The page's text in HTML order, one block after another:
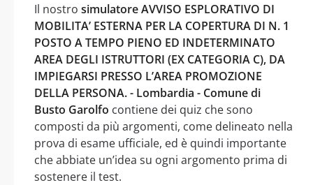
Il nostro simulatore AVVISO ESPLORATIVO DI
MOBILITA’ ESTERNA PER LA COPERTURA DI N. 1
POSTO A TEMPO PIENO ED INDETERMINATO
AREA DEGLI ISTRUTTORI (EX CATEGORIA C), DA
IMPIEGARSI PRESSO L’AREA PROMOZIONE
DELLA PERSONA. - Lombardia - Comune di
Busto Garolfo contiene dei quiz che sono
composti da più argomenti, come delineato nella
prova di esame ufficiale, ed è quindi importante
che abbiate un’idea su ogni argomento prima di
sostenere il test.